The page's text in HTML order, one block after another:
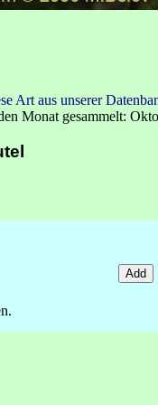
Art aus unserer
Monat gesammelt: